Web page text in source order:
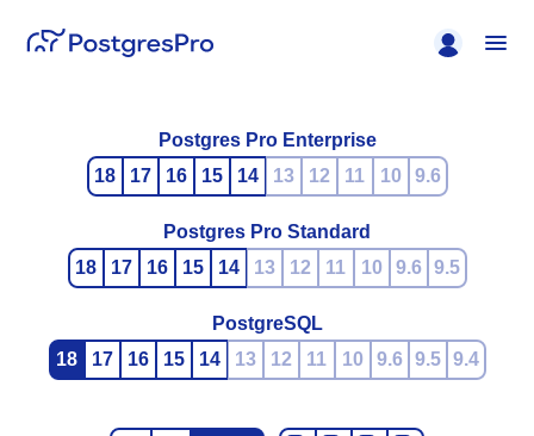
Postgres Pro Enterprise
18
17 16 15 14 13 12 11 10 9.6
Postgres Pro Standard
18
17 16 15 14 13 12 11 10 9.6 9.5
PostgreSQL
18
17 16 15 14 13 12 11 10 9.6 9.5 9.4